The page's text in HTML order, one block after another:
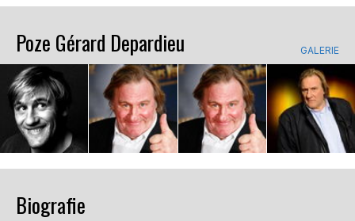
Poze Gérard Depardieu GALERIE
Biografie